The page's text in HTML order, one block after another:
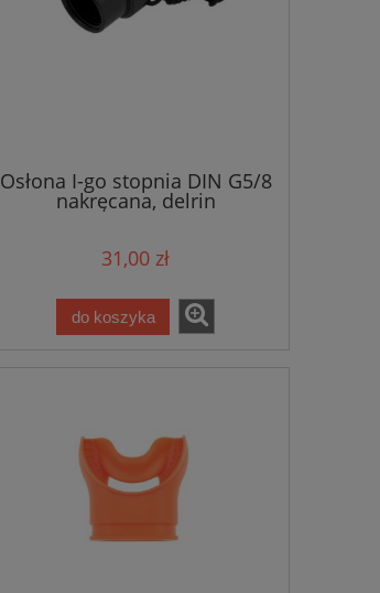
Osłona I-go stopnia DIN G5/8
nakręcana, delrin
31,00 zł
do koszyka